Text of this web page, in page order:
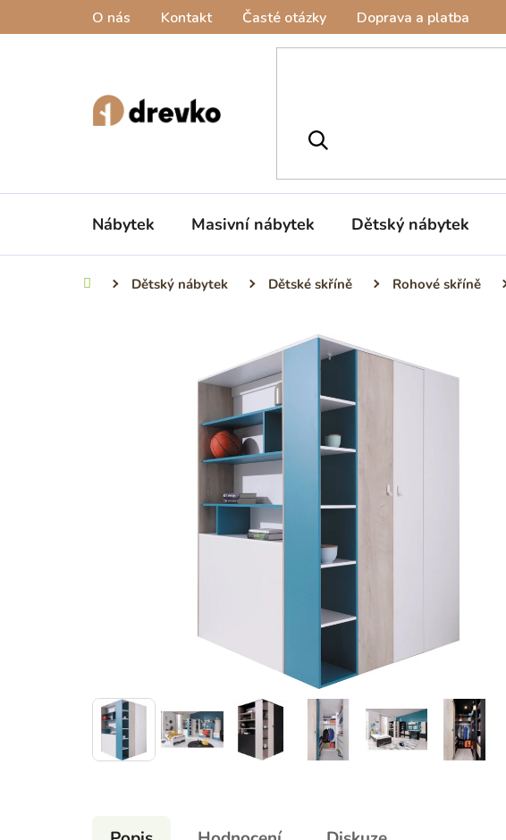
O nás Kontakt Časté otázky Doprava a platba
Nábytek Masivní nábytek Dětský nábytek
Domů Dětský nábytek Dětské skříně Rohové skříně